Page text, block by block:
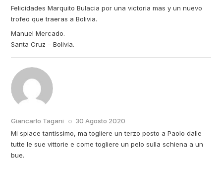
Felicidades Marquito Bulacia por una victoria mas y un nuevo
trofeo que traeras a Bolivia.
Manuel Mercado.
Santa Cruz – Bolivia.
Giancarlo Tagani
30 Agosto 2020
Mi spiace tantissimo, ma togliere un terzo posto a Paolo dalle
tutte le sue vittorie e come togliere un pelo sulla schiena a un
bue.